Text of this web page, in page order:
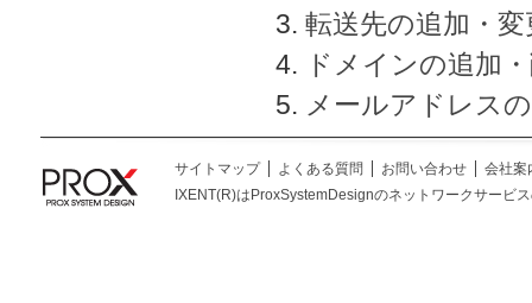
転送先の追加・
ドメインの追加
メールアドレス
サイトマップ よくある質問 お問い合わせ
会社案
IXENT(R)はProxSystemDesignのネットワークサービ